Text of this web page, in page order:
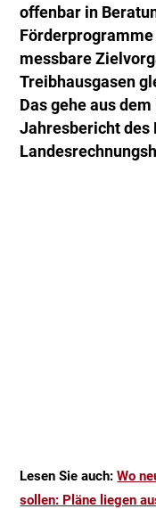
offenbar in
messbare
Treibhausgasen
Das gehe aus
Jahresbericht des
Lesen Sie auch:Wo
sollen: Pläne liegen